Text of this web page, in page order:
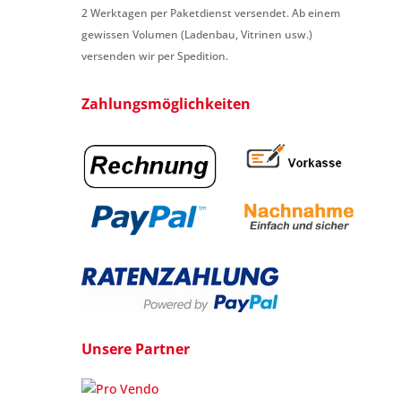
2 Werktagen per Paketdienst versendet. Ab einem
gewissen Volumen (Ladenbau, Vitrinen usw.)
versenden wir per Spedition.
Zahlungsmöglichkeiten
Unsere Partner